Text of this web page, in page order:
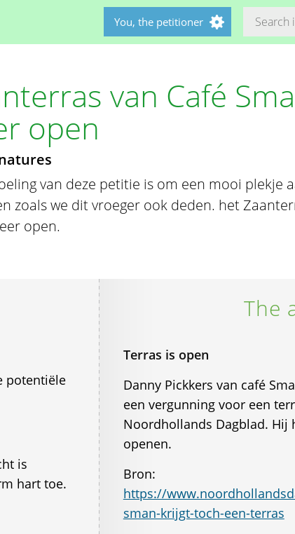
You, the petitioner
van Café
open
van deze petitie is om een mooi plekje
zoals we dit vroeger ook deden. het
open.
potentiële
is
hart toe.
The
Terras is open
Danny Pickkers van café
een vergunning voor een
Noordhollands Dagblad. Hij
openen.
Bron:
https://
sman-krijgt-toch-een-terras